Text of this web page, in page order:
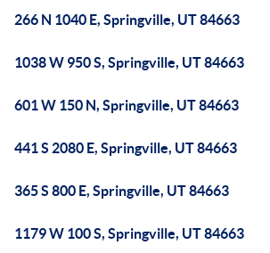
266 N 1040 E, Springville, UT 84663
1038 W 950 S, Springville, UT 84663
601 W 150 N, Springville, UT 84663
441 S 2080 E, Springville, UT 84663
365 S 800 E, Springville, UT 84663
1179 W 100 S, Springville, UT 84663